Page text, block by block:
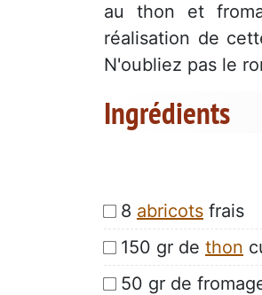
au thon et
réalisation de
N'oubliez pas le
Ingrédients
8 abricots frais
150 gr de thon
50 gr de